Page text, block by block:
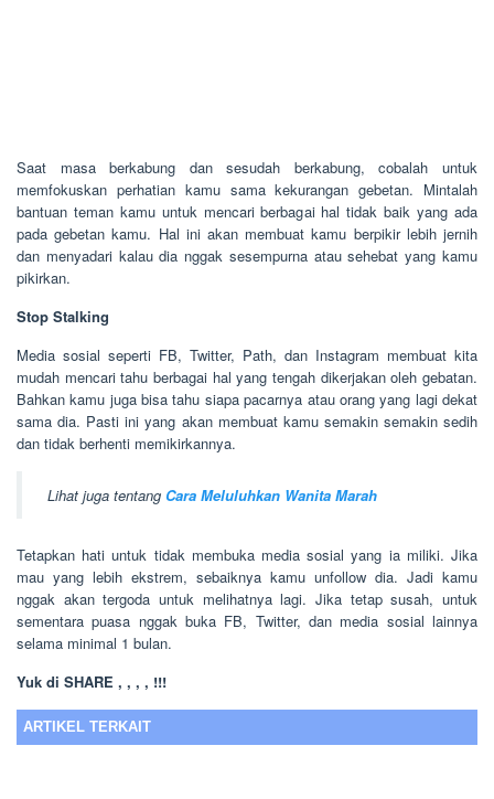
Saat masa berkabung dan sesudah berkabung, cobalah untuk
memfokuskan perhatian kamu sama kekurangan gebetan. Mintalah
bantuan teman kamu untuk mencari berbagai hal tidak baik yang ada
pada gebetan kamu. Hal ini akan membuat kamu berpikir lebih jernih
dan menyadari kalau dia nggak sesempurna atau sehebat yang kamu
pikirkan.
Stop Stalking
Media sosial seperti FB, Twitter, Path, dan Instagram membuat kita
mudah mencari tahu berbagai hal yang tengah dikerjakan oleh gebatan.
Bahkan kamu juga bisa tahu siapa pacarnya atau orang yang lagi dekat
sama dia. Pasti ini yang akan membuat kamu semakin semakin sedih
dan tidak berhenti memikirkannya.
Lihat juga tentang Cara Meluluhkan Wanita Marah
Tetapkan hati untuk tidak membuka media sosial yang ia miliki. Jika
mau yang lebih ekstrem, sebaiknya kamu unfollow dia. Jadi kamu
nggak akan tergoda untuk melihatnya lagi. Jika tetap susah, untuk
sementara puasa nggak buka FB, Twitter, dan media sosial lainnya
selama minimal 1 bulan.
Yuk di SHARE , , , , !!!
ARTIKEL TERKAIT